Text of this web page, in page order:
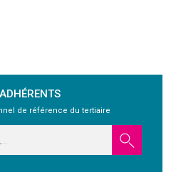
de référence du tertiaire